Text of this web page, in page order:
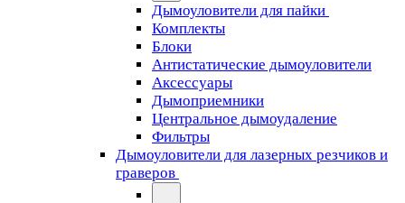
Дымоуловители для пайки
Комплекты
Блоки
Антистатические дымоуловители
Аксессуары
Дымоприемники
Центральное дымоудаление
Фильтры
Дымоуловители для лазерных резчиков и
граверов